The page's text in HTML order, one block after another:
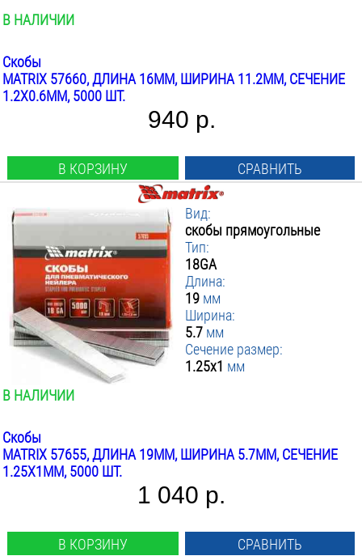
В НАЛИЧИИ
Скобы
MATRIX 57660, ДЛИНА 16ММ, ШИРИНА 11.2ММ, СЕЧЕНИЕ
1.2X0.6ММ, 5000 ШТ.
940 р.
В КОРЗИНУ СРАВНИТЬ
Вид:
скобы прямоугольные
Тип:
18GA
Длина:
19 мм
Ширина:
5.7 мм
Сечение размер:
1.25x1 мм
В НАЛИЧИИ
Скобы
MATRIX 57655, ДЛИНА 19ММ, ШИРИНА 5.7ММ, СЕЧЕНИЕ
1.25X1ММ, 5000 ШТ.
1 040 р.
В КОРЗИНУ СРАВНИТЬ